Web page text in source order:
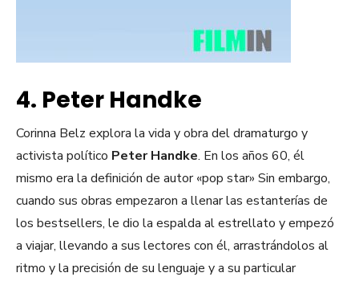
4. Peter Handke
Corinna Belz explora la vida y obra del dramaturgo y
activista político Peter Handke. En los años 60, él
mismo era la definición de autor «pop star» Sin embargo,
cuando sus obras empezaron a llenar las estanterías de
los bestsellers, le dio la espalda al estrellato y empezó
a viajar, llevando a sus lectores con él, arrastrándolos al
ritmo y la precisión de su lenguaje y a su particular